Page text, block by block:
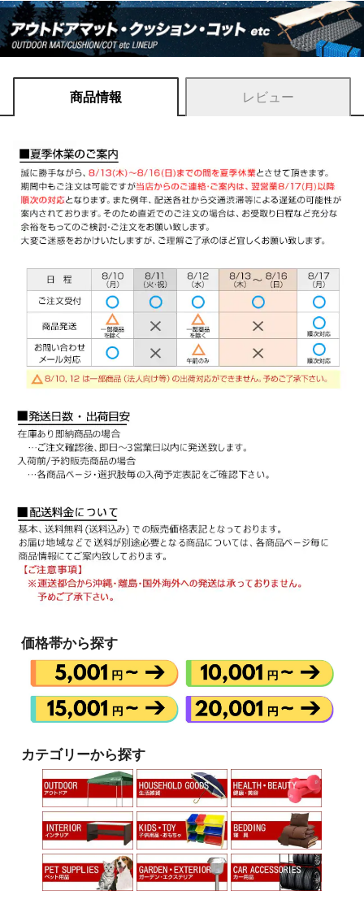
商品情報 レビュー
価格帯から探す
カテゴリーから探す